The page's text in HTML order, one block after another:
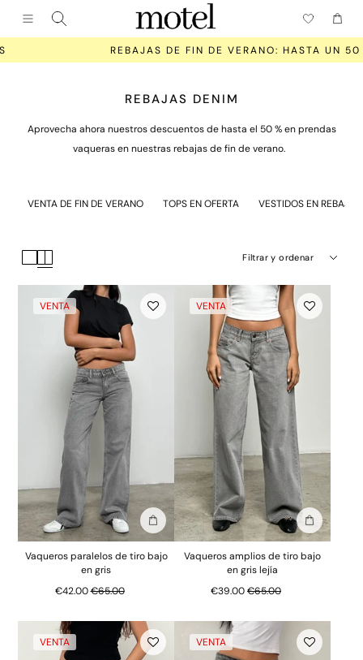
Menú
Cerrar (esc) Carrito
DE FIN DE VERANO: HASTA UN 50 % DE DESCUENTO
REBAJAS DENIM
Aprovecha ahora nuestros descuentos de hasta el 50 % en prendas
vaqueras en nuestras rebajas de fin de verano.
VENTA DE FIN DE VERANO TOPS EN OFERTA VESTIDOS EN REBAJAS
Filtrar y ordenar
VENTA
Añadir a la bolsa
Vaqueros paralelos de tiro bajo
en gris
€42.00Precio normal
€65.00
VENTA
Añadir a la
Vaqueros amplios de tiro bajo
en gris lejía
€39.00Precio normal
€65.00
VENTA VENTA